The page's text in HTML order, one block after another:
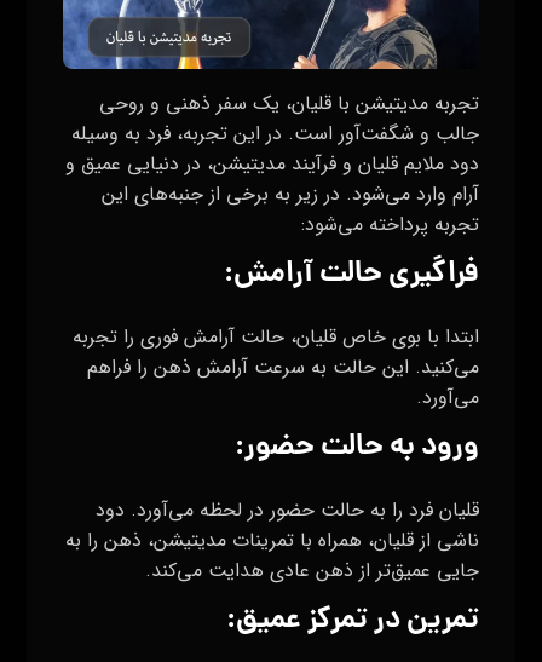
تجربه مدیتیشن با قلیان، یک سفر ذهنی و روحی
جالب و شگفت‌آور است. در این تجربه، فرد به وسیله
دود ملایم قلیان و فرآیند مدیتیشن، در دنیایی عمیق و
آرام وارد می‌شود. در زیر به برخی از جنبه‌های این
تجربه پرداخته می‌شود:
فراگیری حالت آرامش:
ابتدا با بوی خاص قلیان، حالت آرامش فوری را تجربه
می‌کنید. این حالت به سرعت آرامش ذهن را فراهم
می‌آورد.
ورود به حالت حضور:
قلیان فرد را به حالت حضور در لحظه می‌آورد. دود
ناشی از قلیان، همراه با تمرینات مدیتیشن، ذهن را به
جایی عمیق‌تر از ذهن عادی هدایت می‌کند.
تمرین در تمرکز عمیق: